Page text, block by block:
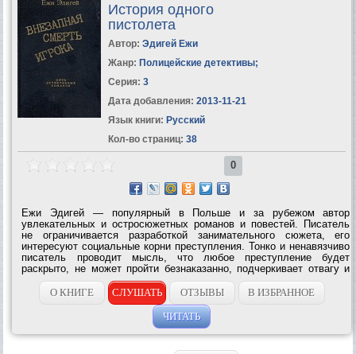
История одного
пистолета
Автор: Эдигей Ежи
Жанр: Полицейские детективы;
Серия: 3
Дата добавления: 2013-11-21
Язык книги: Русский
Кол-во страниц: 38
0
Ежи Эдигей — популярный в Польше и за рубежом автор
увлекательных и остросюжетных романов и повестей. Писатель
не ограничивается разработкой занимательного сюжета, его
интересуют социальные корни преступления. Тонко и ненавязчиво
писатель проводит мысль, что любое преступление будет
раскрыто, не может пройти безнаказанно, подчеркивает отвагу и
мужество сотрудников народной милиции, самоотверженно
защищающих...
О КНИГЕ СЛУШАТЬ ОТЗЫВЫ
В ИЗБРАННОЕ
ЧИТАТЬ